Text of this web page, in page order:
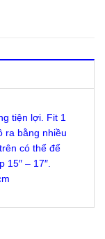
tiện lợi. Fit 1
ra bằng nhiều
có thể để
– 17″.